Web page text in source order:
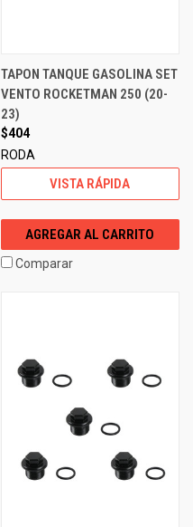
TAPON TANQUE GASOLINA SET
VENTO ROCKETMAN 250 (20-
23)
$404
RODA
VISTA RÁPIDA
AGREGAR AL CARRITO
Comparar